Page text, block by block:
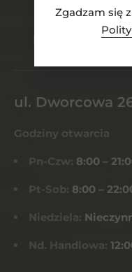
Zgadzam się z
bezpieczne
płatności online
ul. Dworcowa
Godziny otwarcia
Pn-Czw: 8:00 –
Pt-Sob: 8:00 –
Niedziela:
Nd. Handlowa: